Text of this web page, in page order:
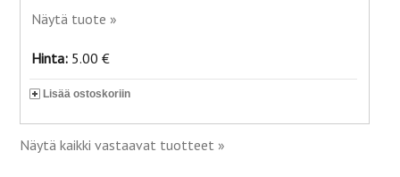
Näytä tuote »
Hinta: 5.00 €
Lisää ostoskoriin
Näytä kaikki vastaavat tuotteet »